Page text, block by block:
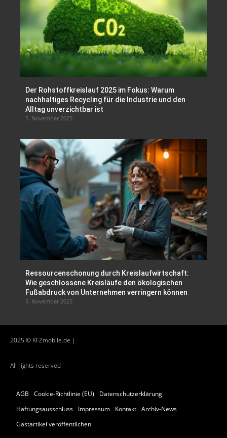
Der Rohstoffkreislauf 2025 im Fokus: Warum
nachhaltiges Recycling für die Industrie und den
Alltag unverzichtbar ist
5. November 2025
Ressourcenschonung durch Kreislaufwirtschaft:
Wie geschlossene Kreisläufe den ökologischen
Fußabdruck von Unternehmen verringern können
5. November 2025
2025 © KFZmobile.de |
All rights reserved
AGB Cookie-Richtlinie (EU)
Datenschutzerklärung
Haftungsausschluss
Impressum Kontakt Archiv-News
Gastartikel veröffentlichen